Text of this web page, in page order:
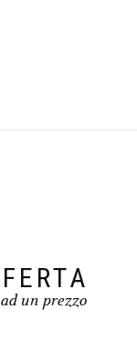
un prezzo